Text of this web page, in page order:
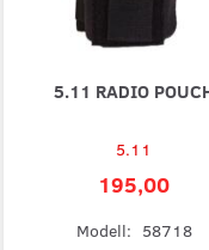
5.11 RADIO
5.11
195,00
Modell: 58718